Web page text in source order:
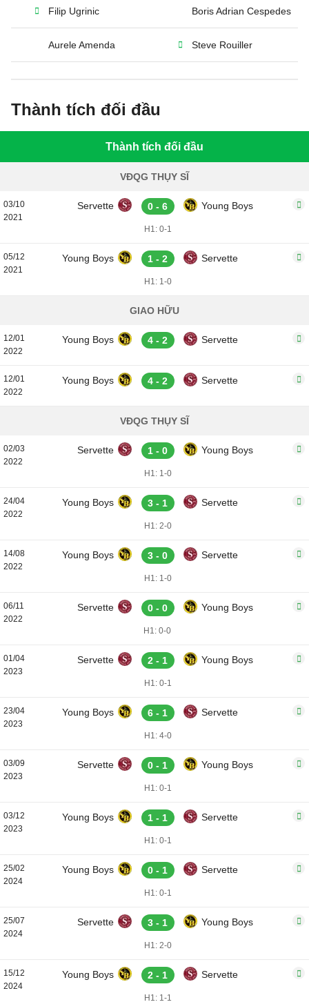
Filip Ugrinic Boris Adrian Cespedes
Aurele Amenda Steve Rouiller
Thành tích đối đầu
Thành tích đối đầu
VĐQG THỤY SĨ
03/10
2021
Servette 0 - 6 Young Boys
H1: 0-1
05/12
2021
Young Boys 1 - 2 Servette
H1: 1-0
GIAO HỮU
12/01
2022
Young Boys 4 - 2 Servette
12/01
2022
Young Boys 4 - 2 Servette
VĐQG THỤY SĨ
02/03
2022
Servette 1 - 0 Young Boys
H1: 1-0
24/04
2022
Young Boys 3 - 1 Servette
H1: 2-0
14/08
2022
Young Boys 3 - 0 Servette
H1: 1-0
06/11
2022
Servette 0 - 0 Young Boys
H1: 0-0
01/04
2023
Servette 2 - 1 Young Boys
H1: 0-1
23/04
2023
Young Boys 6 - 1 Servette
H1: 4-0
03/09
2023
Servette 0 - 1 Young Boys
H1: 0-1
03/12
2023
Young Boys 1 - 1 Servette
H1: 0-1
25/02
2024
Young Boys 0 - 1 Servette
H1: 0-1
25/07
2024
Servette 3 - 1 Young Boys
H1: 2-0
15/12
2024
Young Boys 2 - 1 Servette
H1: 1-1